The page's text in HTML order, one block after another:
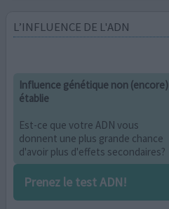
L’INFLUENCE DE L'ADN
Influence génétique non (encore)
établie
Est-ce que votre ADN vous
donnent une plus grande chance
d'avoir plus d'effets secondaires?
Prenez le test ADN!